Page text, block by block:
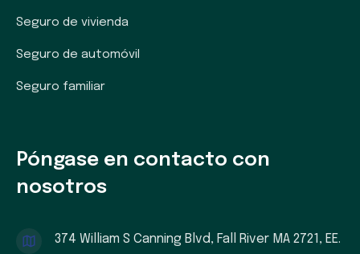
Seguro de vivienda
Seguro de automóvil
Seguro familiar
Póngase en contacto con
nosotros
374 William S Canning Blvd, Fall River MA 2721, EE.